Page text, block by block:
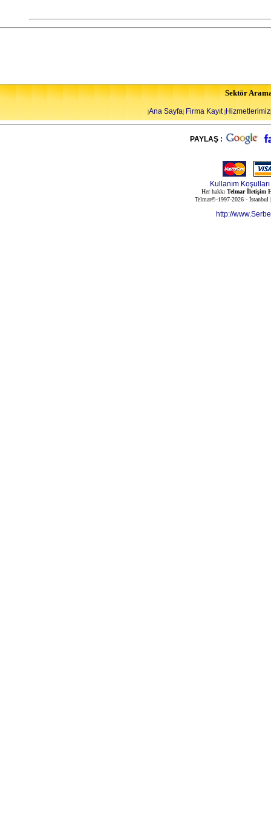
Sektör
|Ana Sayfa| Firma Kayıt|Hizmetlerimiz|
PAYLAŞ :
Kullanım Koşulları
Her hakkı Telmar İletişim
Telmar©-1997-2026 -
http://